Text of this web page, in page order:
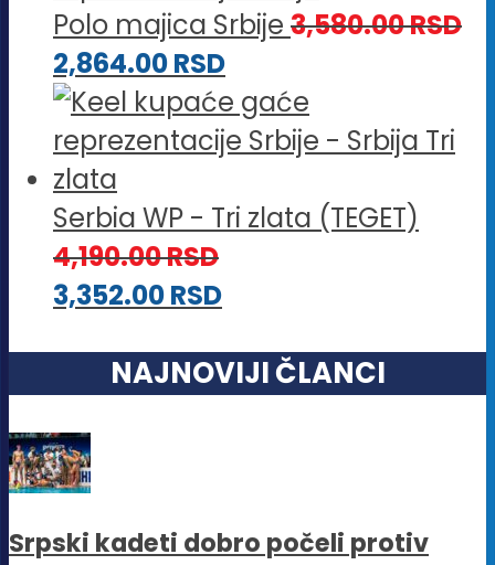
Polo majica Srbije 3,580.00RSD
2,864.00RSD
Serbia WP - Tri zlata (TEGET)
4,190.00RSD
3,352.00RSD
NAJNOVIJI ČLANCI
Srpski kadeti dobro počeli protiv